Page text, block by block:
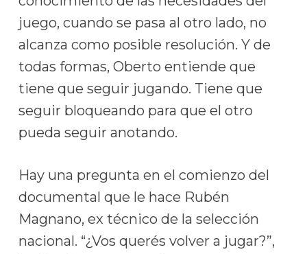
juego, cuando se pasa al otro lado, no
alcanza como posible resolución. Y de
todas formas, Oberto entiende que
tiene que seguir jugando. Tiene que
seguir bloqueando para que el otro
pueda seguir anotando.
Hay una pregunta en el comienzo del
documental que le hace Rubén
Magnano, ex técnico de la selección
nacional. “¿Vos querés volver a jugar?”,